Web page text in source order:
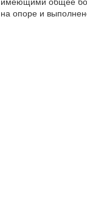
на опоре и